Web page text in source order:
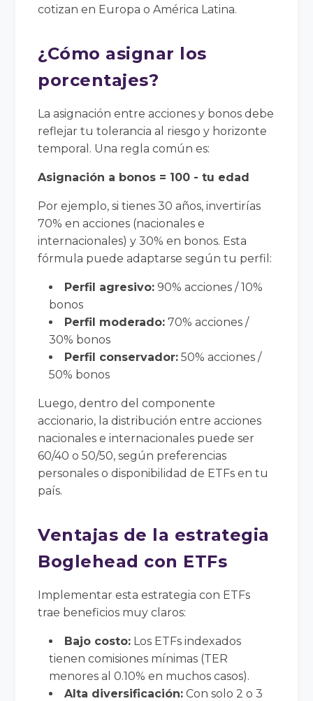
cotizan en Europa o América Latina.
¿Cómo asignar los
porcentajes?
La asignación entre acciones y bonos debe
reflejar tu tolerancia al riesgo y horizonte
temporal. Una regla común es:
Asignación a bonos = 100 - tu edad
Por ejemplo, si tienes 30 años, invertirías
70% en acciones (nacionales e
internacionales) y 30% en bonos. Esta
fórmula puede adaptarse según tu perfil:
Perfil agresivo: 90% acciones / 10%
bonos
Perfil moderado: 70% acciones /
30% bonos
Perfil conservador: 50% acciones /
50% bonos
Luego, dentro del componente
accionario, la distribución entre acciones
nacionales e internacionales puede ser
60/40 o 50/50, según preferencias
personales o disponibilidad de ETFs en tu
país.
Ventajas de la estrategia
Boglehead con ETFs
Implementar esta estrategia con ETFs
trae beneficios muy claros:
Bajo costo: Los ETFs indexados
tienen comisiones mínimas (TER
menores al 0.10% en muchos casos).
Alta diversificación: Con solo 2 o 3